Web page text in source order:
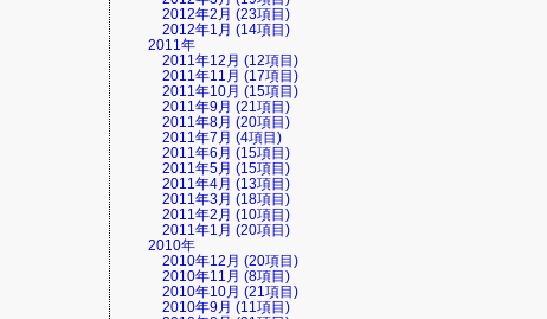
2012年2月 (23項目)
2012年1月 (14項目)
2011年
2011年12月 (12項目)
2011年11月 (17項目)
2011年10月 (15項目)
2011年9月 (21項目)
2011年8月 (20項目)
2011年7月 (4項目)
2011年6月 (15項目)
2011年5月 (15項目)
2011年4月 (13項目)
2011年3月 (18項目)
2011年2月 (10項目)
2011年1月 (20項目)
2010年
2010年12月 (20項目)
2010年11月 (8項目)
2010年10月 (21項目)
2010年9月 (11項目)